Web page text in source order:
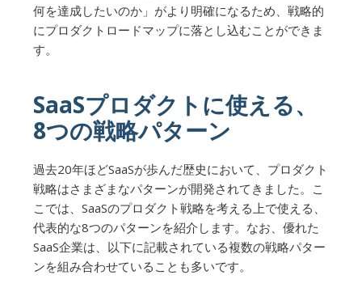
何を達成したいのか」がより明確になるため、戦略的
にプロダクトロードマップに落とし込むことができま
す。
SaaSプロダクトに使える、
8つの戦略パターン
過去20年ほどSaaSが歩んだ歴史において、プロダクト
戦略はさまざまなパターンが開発されてきました。こ
こでは、SaaSのプロダクト戦略を考える上で使える、
代表的な8つのパターンを紹介します。なお、優れた
SaaS企業は、以下に記載されている複数の戦略パター
ンを組み合わせていることも多いです。